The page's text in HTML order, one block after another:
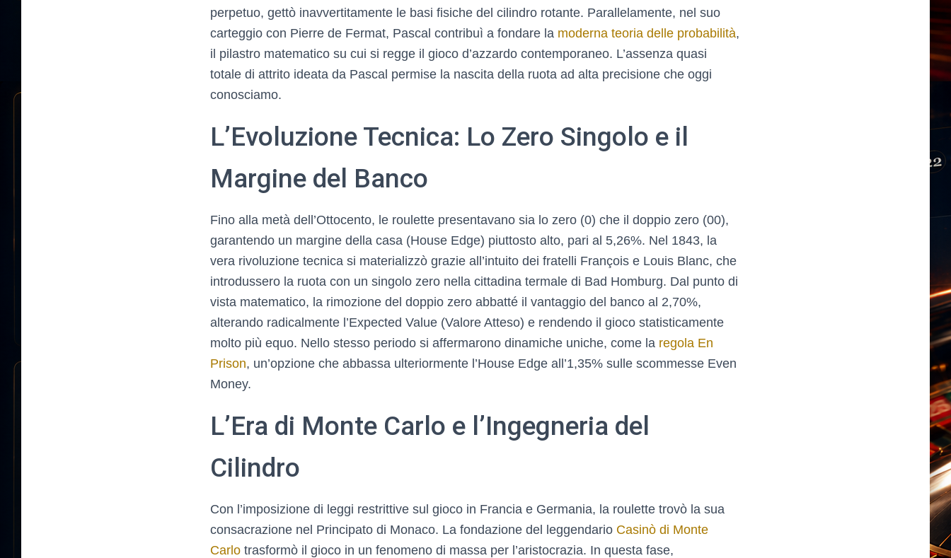
perpetuo, gettò inavvertitamente le basi fisiche del cilindro rotante. Parallelamente, nel suo
carteggio con Pierre de Fermat, Pascal contribuì a fondare la moderna teoria delle probabilità,
il pilastro matematico su cui si regge il gioco d’azzardo contemporaneo. L’assenza quasi
totale di attrito ideata da Pascal permise la nascita della ruota ad alta precisione che oggi
conosciamo.
L’Evoluzione Tecnica: Lo Zero Singolo e il
Margine del Banco
Fino alla metà dell’Ottocento, le roulette presentavano sia lo zero (0) che il doppio zero (00),
garantendo un margine della casa (House Edge) piuttosto alto, pari al 5,26%. Nel 1843, la
vera rivoluzione tecnica si materializzò grazie all’intuito dei fratelli François e Louis Blanc, che
introdussero la ruota con un singolo zero nella cittadina termale di Bad Homburg. Dal punto di
vista matematico, la rimozione del doppio zero abbatté il vantaggio del banco al 2,70%,
alterando radicalmente l’Expected Value (Valore Atteso) e rendendo il gioco statisticamente
molto più equo. Nello stesso periodo si affermarono dinamiche uniche, come la regola En
Prison, un’opzione che abbassa ulteriormente l’House Edge all’1,35% sulle scommesse Even
Money.
L’Era di Monte Carlo e l’Ingegneria del
Cilindro
Con l’imposizione di leggi restrittive sul gioco in Francia e Germania, la roulette trovò la sua
consacrazione nel Principato di Monaco. La fondazione del leggendario Casinò di Monte
Carlo trasformò il gioco in un fenomeno di massa per l’aristocrazia. In questa fase,